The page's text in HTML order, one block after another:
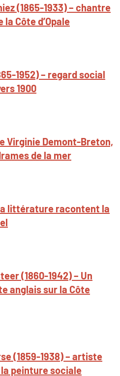
(1865-1933) – chantre
Côte d’Opale
1952) – regard social
1900
Virginie Demont-Breton,
de la mer
littérature racontent la
(1860-1942) – Un
anglais sur la Côte
(1859-1938) – artiste
peinture sociale